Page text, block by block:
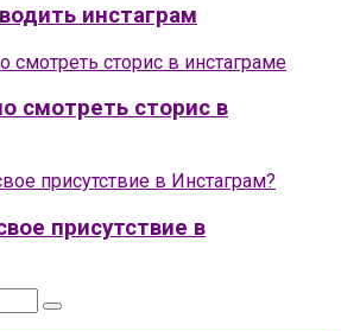
инстаграм
смотреть сторис в
присутствие в